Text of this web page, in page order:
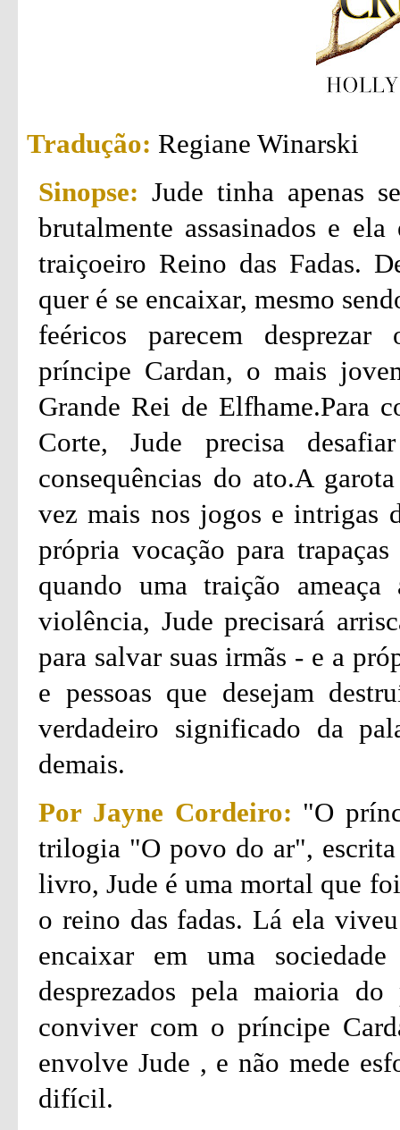
Tradução: Regiane Winarski
Sinopse: Jude tinha apenas
brutalmente assasinados e
traiçoeiro Reino das Fadas.
quer é se encaixar, mesmo
feéricos parecem
príncipe Cardan, o mais
Grande Rei de Elfhame.Para
Corte, Jude precisa
consequências do ato.A
vez mais nos jogos e intrigas
própria vocação para
quando uma traição
violência, Jude precisará
para salvar suas irmãs - e a
e pessoas que desejam
verdadeiro significado da
demais.
Por Jayne Cordeiro: "O
trilogia "O povo do ar",
livro, Jude é uma mortal que
o reino das fadas. Lá ela
encaixar em uma
desprezados pela maioria
conviver com o príncipe
envolve Jude , e não mede
difícil.